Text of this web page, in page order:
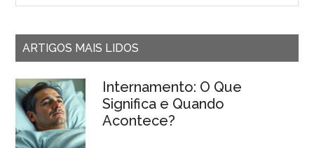
ARTIGOS MAIS LIDOS
Internamento: O Que
Significa e Quando
Acontece?